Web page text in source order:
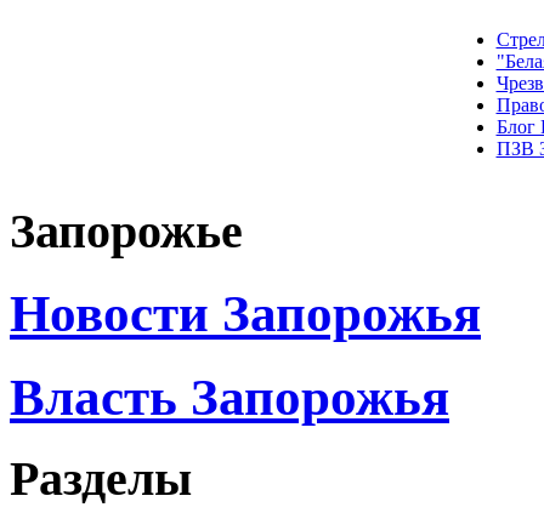
Блог
ПЗВ
Запорожье
Новости Запорожья
Власть Запорожья
Разделы